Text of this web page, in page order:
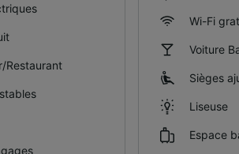
Restaurant
Wi-Fi
Voiture
Sièges
Liseuse
Espace